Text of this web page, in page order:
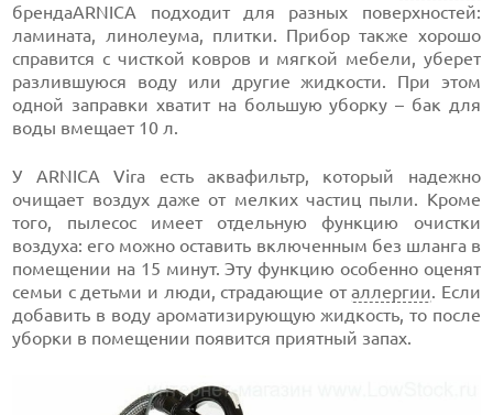
брендаARNICA подходит для разных поверхностей:
ламината, линолеума, плитки. Прибор также хорошо
справится с чисткой ковров и мягкой мебели, уберет
разлившуюся воду или другие жидкости. При этом
одной заправки хватит на большую уборку – бак для
воды вмещает 10 л.
У ARNICA Vira есть аквафильтр, который надежно
очищает воздух даже от мелких частиц пыли. Кроме
того, пылесос имеет отдельную функцию очистки
воздуха: его можно оставить включенным без шланга в
помещении на 15 минут. Эту функцию особенно оценят
семьи с детьми и люди, страдающие оталлергии . Если
добавить в воду ароматизирующую жидкость, то после
уборки в помещении появится приятный запах.